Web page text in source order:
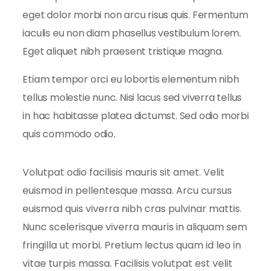
eget dolor morbi non arcu risus quis. Fermentum
iaculis eu non diam phasellus vestibulum lorem.
Eget aliquet nibh praesent tristique magna.
Etiam tempor orci eu lobortis elementum nibh
tellus molestie nunc. Nisi lacus sed viverra tellus
in hac habitasse platea dictumst. Sed odio morbi
quis commodo odio.
Volutpat odio facilisis mauris sit amet. Velit
euismod in pellentesque massa. Arcu cursus
euismod quis viverra nibh cras pulvinar mattis.
Nunc scelerisque viverra mauris in aliquam sem
fringilla ut morbi. Pretium lectus quam id leo in
vitae turpis massa. Facilisis volutpat est velit